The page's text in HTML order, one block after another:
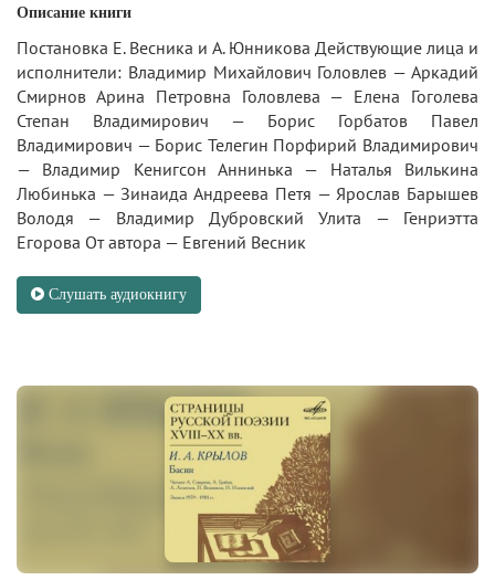
Описание книги
Постановка Е. Весника и А. Юнникова Действующие лица и
исполнители: Владимир Михайлович Головлев — Аркадий
Смирнов Арина Петровна Головлева — Елена Гоголева
Степан Владимирович — Борис Горбатов Павел
Владимирович — Борис Телегин Порфирий Владимирович
— Владимир Кенигсон Аннинька — Наталья Вилькина
Любинька — Зинаида Андреева Петя — Ярослав Барышев
Володя — Владимир Дубровский Улита — Генриэтта
Егорова От автора — Евгений Весник
Слушать аудиокнигу